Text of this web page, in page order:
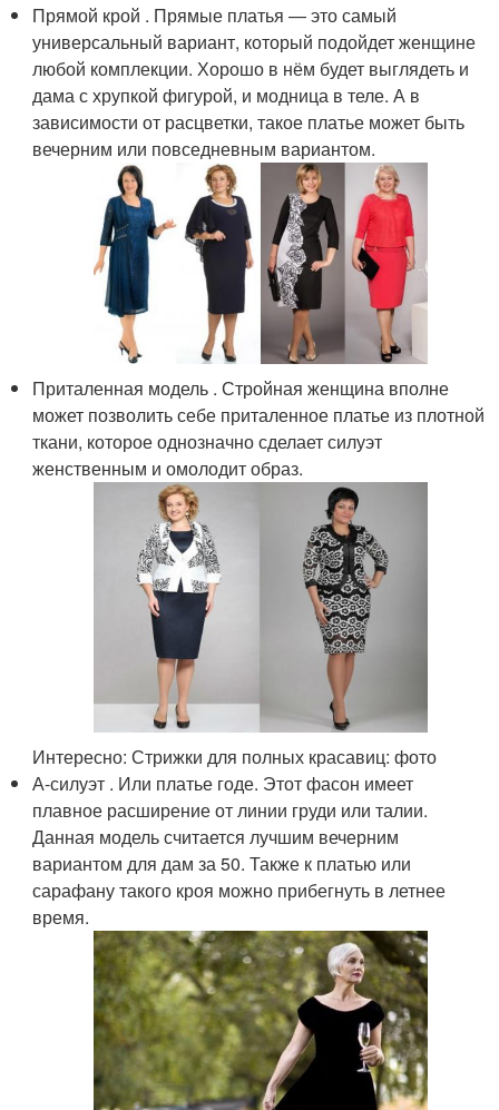
Прямой крой . Прямые платья — это самый
универсальный вариант, который подойдет женщине
любой комплекции. Хорошо в нём будет выглядеть и
дама с хрупкой фигурой, и модница в теле. А в
зависимости от расцветки, такое платье может быть
вечерним или повседневным вариантом.
Приталенная модель . Стройная женщина вполне
может позволить себе приталенное платье из плотной
ткани, которое однозначно сделает силуэт
женственным и омолодит образ.
Интересно: Стрижки для полных красавиц: фото
А-силуэт . Или платье годе. Этот фасон имеет
плавное расширение от линии груди или талии.
Данная модель считается лучшим вечерним
вариантом для дам за 50. Также к платью или
сарафану такого кроя можно прибегнуть в летнее
время.